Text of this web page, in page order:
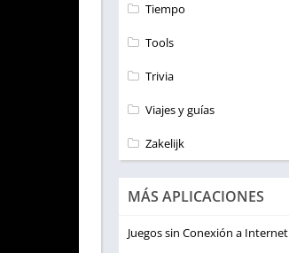
Tiempo
Tools
Trivia
Viajes y guías
Zakelijk
MÁS APLICACIONES
Juegos sin Conexión a Internet